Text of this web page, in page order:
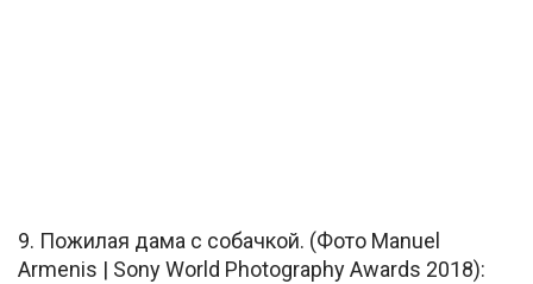
9. Пожилая дама с собачкой. (Фото Manuel
Armenis | Sony World Photography Awards 2018):